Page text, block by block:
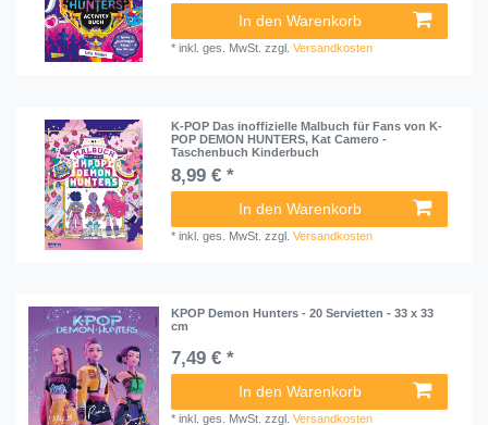
In den Warenkorb
*inkl. ges. MwSt. zzgl.Versandkosten
K-POP Das inoffizielle Malbuch für Fans von K-
POP DEMON HUNTERS, Kat Camero -
Taschenbuch Kinderbuch
8,99 € *
In den Warenkorb
*inkl. ges. MwSt. zzgl.Versandkosten
KPOP Demon Hunters - 20 Servietten - 33 x 33
cm
7,49 € *
In den Warenkorb
*inkl. ges. MwSt. zzgl.Versandkosten